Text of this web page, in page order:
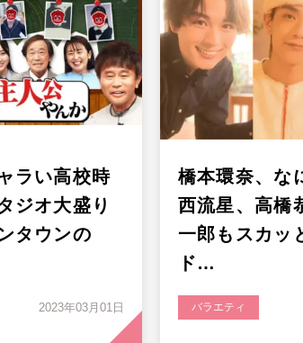
ラい高校時
ジオ大盛り
タウンの
2023年03月01日
橋本環奈、な
西流星、高橋
一郎もスカッ
ド…
バラエティ